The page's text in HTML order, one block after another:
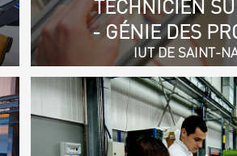
TECHNICIEN
- GÉNIE DES
IUT DE SAINT-